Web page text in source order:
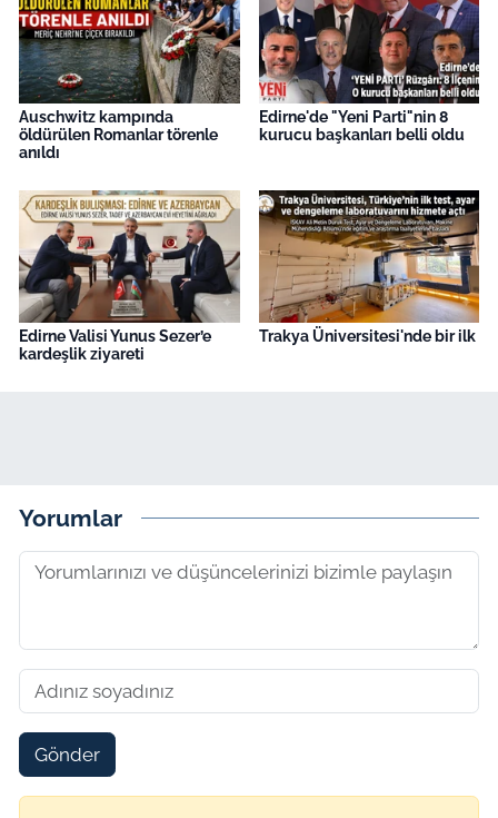
Auschwitz kampında
öldürülen Romanlar törenle
anıldı
Edirne'de "Yeni Parti"nin 8
kurucu başkanları belli oldu
Edirne Valisi Yunus Sezer’e
kardeşlik ziyareti
Trakya Üniversitesi'nde bir ilk
Yorumlar
Gönder